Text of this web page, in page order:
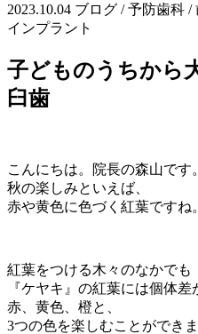
2023.10.04 ブログ / 予防歯
インプラント
子どものうちから
臼歯
こんにちは。院長の森山です。
秋の楽しみといえば、
赤や黄色に色づく紅葉ですね。
紅葉をつける木々のなかでも
『ケヤキ』の紅葉には個体差
赤、黄色、橙と、
3つの色を楽しむことができま